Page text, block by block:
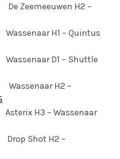
Zeemeeuwen H2 –
H1 – Quintus
D1 – Shuttle
Wassenaar H2 –
H3 – Wassenaar
Drop Shot H2 –